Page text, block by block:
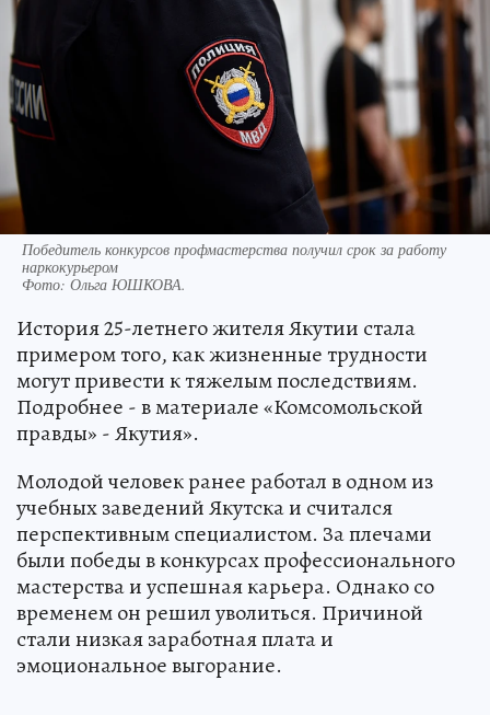
Победитель конкурсов профмастерства получил срок за работу
наркокурьером
Фото: Ольга ЮШКОВА.
История 25-летнего жителя Якутии стала
примером того, как жизненные трудности
могут привести к тяжелым последствиям.
Подробнее - в материале «Комсомольской
правды» - Якутия».
Молодой человек ранее работал в одном из
учебных заведений Якутска и считался
перспективным специалистом. За плечами
были победы в конкурсах профессионального
мастерства и успешная карьера. Однако со
временем он решил уволиться. Причиной
стали низкая заработная плата и
эмоциональное выгорание.